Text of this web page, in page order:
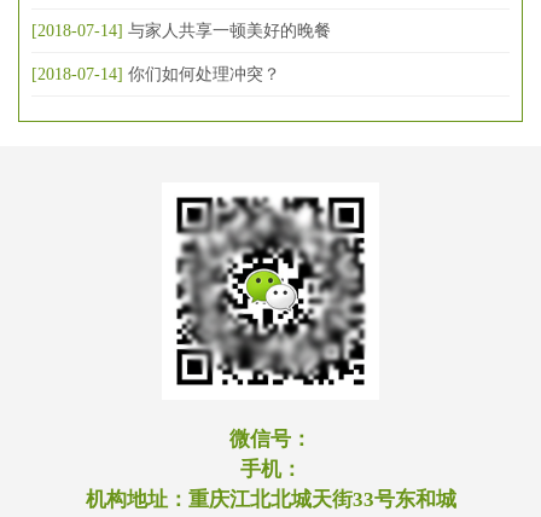
[2018-07-14] 与家人共享一顿美好的晚餐
[2018-07-14] 你们如何处理冲突？
微信号：
手机：
机构地址： 重庆江北北城天街33号东和城